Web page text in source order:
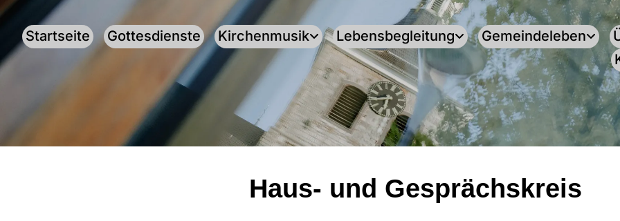
Startseite Gottesdienste Kirchenmusik Lebensbegleitung Gemeindeleben
Haus- und Gesprächskreis